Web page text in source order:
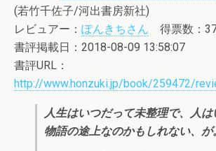
(若竹千佐子/河出書房新社)
レビュアー： ぽんきちさん 得票数：
書評掲載日：2018-08-09 13:58:07
書評URL：
http://www.honzuki.jp/book/259472/
人生はいつだって未整理で、人
物語の途上なのかもしれない、が